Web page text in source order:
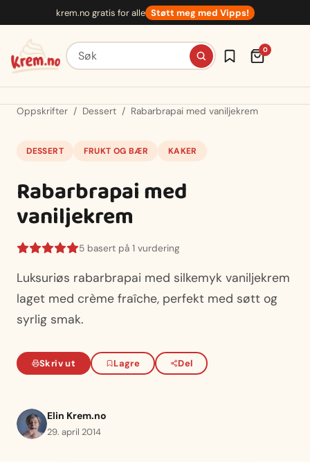
innhold
krem.no gratis for alle Støtt meg med Vipps!
Søk etter oppskrifter 0
Oppskrifter / Dessert / Rabarbrapai med vaniljekrem
DESSERT FRUKT OG BÆR KAKER
Rabarbrapai med
vaniljekrem
5 basert på 1 vurdering
Luksuriøs rabarbrapai med silkemyk vaniljekrem
laget med crème fraîche, perfekt med søtt og
syrlig smak.
Skriv ut Lagre Del
Elin Krem.no
29. april 2014